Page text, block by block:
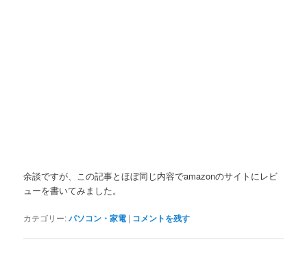
余談ですが、この記事とほぼ同じ内容でamazonのサイトにレビ
ューを書いてみました。
カテゴリー:パソコン・家電 | コメントを残す